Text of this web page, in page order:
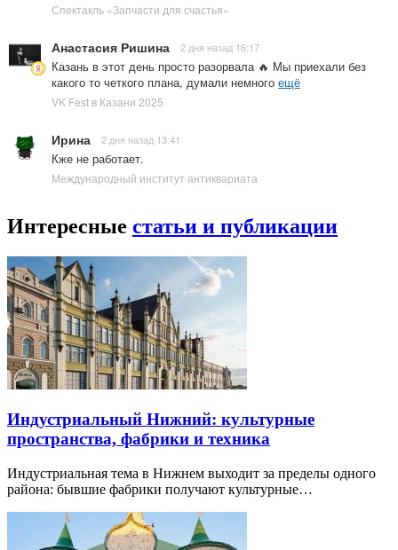
Спектакль «Запчасти для счастья»
Анастасия Ришина 2 дня назад 16:17
Казань в этот день просто разорвала 🔥 Мы приехали без
какого то четкого плана, думали немного ещё
VK Fest в Казани 2025
Ирина 2 дня назад 13:41
Кже не работает.
Международный институт антиквариата
Интересные статьи и публикации
Индустриальный Нижний: культурные
пространства, фабрики и техника
Индустриальная тема в Нижнем выходит за пределы одного
района: бывшие фабрики получают культурные…